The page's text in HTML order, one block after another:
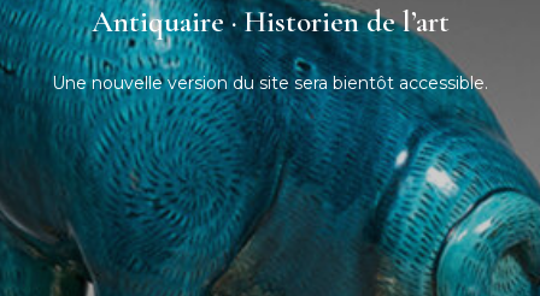
Antiquaire · Historien de l’art
Une nouvelle version du site sera bientôt accessible.